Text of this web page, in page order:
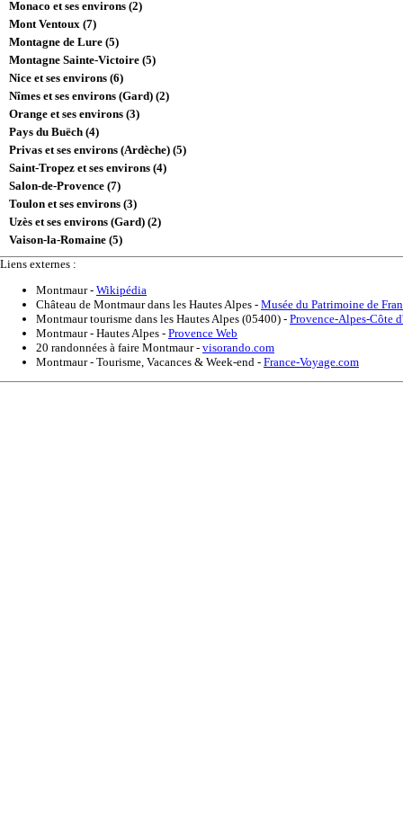
Monaco et ses environs (2)
Mont Ventoux (7)
Montagne de Lure (5)
Montagne Sainte-Victoire (5)
Nice et ses environs (6)
Nîmes et ses environs (Gard) (2)
Orange et ses environs (3)
Pays du Buëch (4)
Privas et ses environs (Ardèche) (5)
Saint-Tropez et ses environs (4)
Salon-de-Provence (7)
Toulon et ses environs (3)
Uzès et ses environs (Gard) (2)
Vaison-la-Romaine (5)
Liens externes :
Montmaur- Wikipédia
Château de Montmaur dans les Hautes Alpes - Musée du Patrimoine de
Montmaur tourisme dans les Hautes Alpes (05400) - Provence-Alpes-Côte
Montmaur - Hautes Alpes - Provence Web
20 randonnées à faire Montmaur- visorando.com
Montmaur - Tourisme, Vacances & Week-end - France-Voyage.com